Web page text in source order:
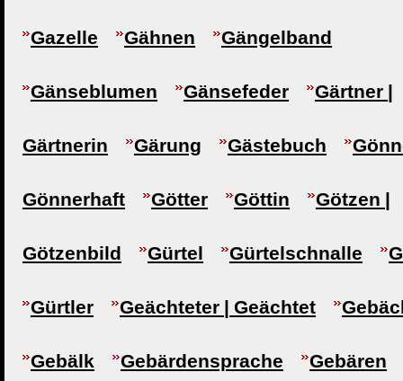
Gazelle Gähnen Gängelband
Gänseblumen Gänsefeder Gärtner |
Gärtnerin Gärung Gästebuch
Gönnerhaft Götter Göttin Götzen |
Götzenbild Gürtel Gürtelschnalle
Gürtler Geächteter | Geächtet
Gebälk Gebärdensprache Gebären